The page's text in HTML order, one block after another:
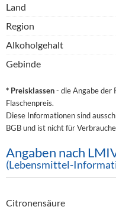
Land
Region
Alkoholgehalt
Gebinde
* Preisklassen- die Angabe der
Flaschenpreis.
Diese Informationen sind
BGB und ist nicht für
Angaben nach
(Lebensmittel-
Citronensäure